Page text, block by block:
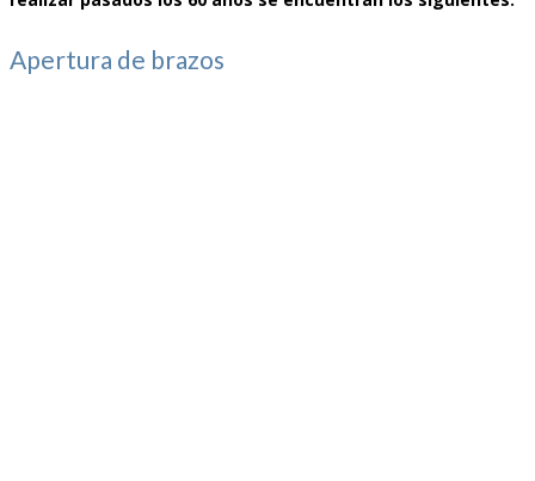
Apertura de brazos